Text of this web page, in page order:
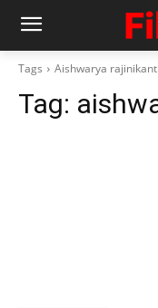
Tags Aishwarya
Tag: